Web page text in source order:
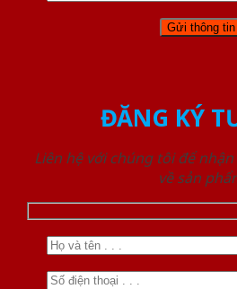
ĐĂNG KÝ
Liên hệ với chúng tôi để
về sản